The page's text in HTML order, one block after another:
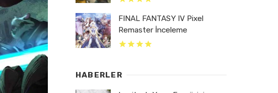
FINAL FANTASY IV Pixel
Remaster İnceleme
HABERLER